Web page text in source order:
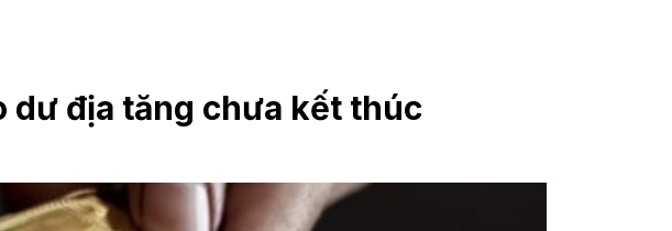
dư địa tăng chưa kết thúc